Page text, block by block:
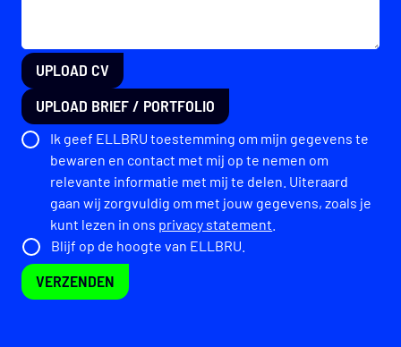
UPLOAD CV
UPLOAD BRIEF / PORTFOLIO
Ik geef ELLBRU toestemming om mijn gegevens te
bewaren en contact met mij op te nemen om
relevante informatie met mij te delen. Uiteraard
gaan wij zorgvuldig om met jouw gegevens, zoals je
kunt lezen in ons privacy statement
Blijf op de hoogte van ELLBRU.
VERZENDEN